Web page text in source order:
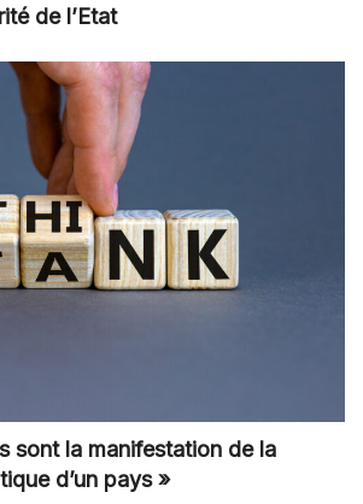
de l’Etat
sont la manifestation de la
d’un pays »